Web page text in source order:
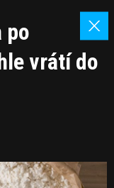
po
vrátí do